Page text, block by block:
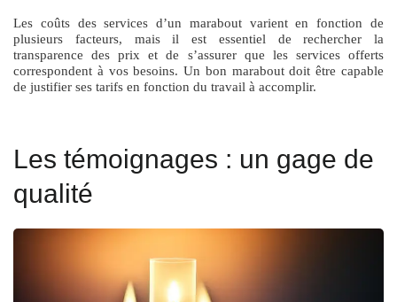
Les coûts des services d’un marabout varient en fonction de
plusieurs facteurs, mais il est essentiel de rechercher la
transparence des prix et de s’assurer que les services offerts
correspondent à vos besoins. Un bon marabout doit être capable
de justifier ses tarifs en fonction du travail à accomplir.
Les témoignages : un gage de
qualité